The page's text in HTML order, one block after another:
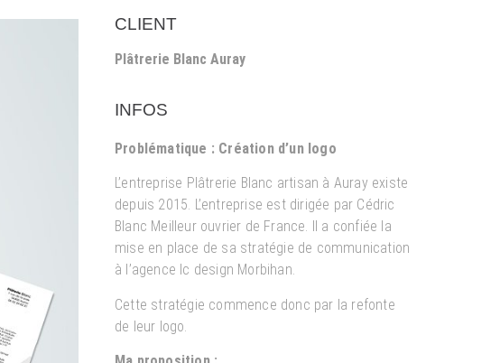
CLIENT
Plâtrerie Blanc Auray
INFOS
Problématique : Création d’un logo
L’entreprise Plâtrerie Blanc artisan à Auray existe
depuis 2015. L’entreprise est dirigée par Cédric
Blanc Meilleur ouvrier de France. Il a confiée la
mise en place de sa stratégie de communication
à l’agence lc design Morbihan.
Cette stratégie commence donc par la refonte
de leur logo.